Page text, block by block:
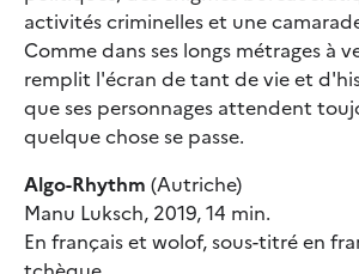
activités criminelles et une
Comme dans ses longs métrages à
remplit l'écran de tant de vie et
que ses personnages attendent
quelque chose se passe.
Algo-Rhythm (Autriche)
Manu Luksch, 2019, 14 min.
En français et wolof, sous-titré en